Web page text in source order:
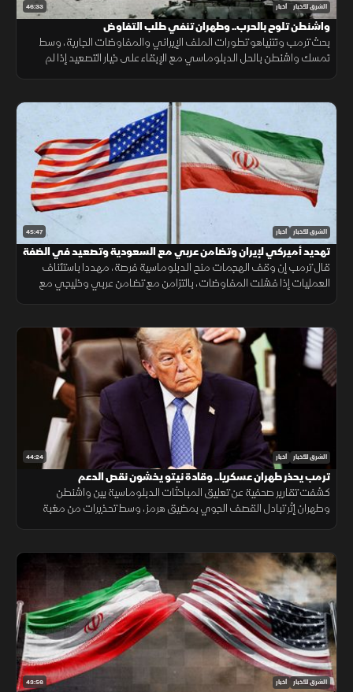
46:33 الشرق للأخبار أخبار
واشنطن تلوح بالحرب.. وطهران تنفي طلب التفاوض
بحث ترمب ونتنياهو تطورات الملف الإيراني والمفاوضات الجارية، وسط
تمسك واشنطن بالحل الدبلوماسي مع الإبقاء على خيار التصعيد إذا لم
45:47 الشرق للأخبار أخبار
تهديد أميركي لإيران وتضامن عربي مع السعودية وتصعيد في الضفة
قال ترمب إن وقف الهجمات منح الدبلوماسية فرصة، مهددا باستئناف
العمليات إذا فشلت المفاوضات، بالتزامن مع تضامن عربي وخليجي مع
44:24 الشرق للأخبار أخبار
ترمب يحذر طهران عسكريا.. وقادة نيتو يخشون نقص الدعم
كشفت تقارير صحفية عن تعليق المباحثات الدبلوماسية بين واشنطن
وطهران إثر تبادل القصف الجوي بمضيق هرمز، وسط تحذيرات من مغبة
43:56 الشرق للأخبار أخبار